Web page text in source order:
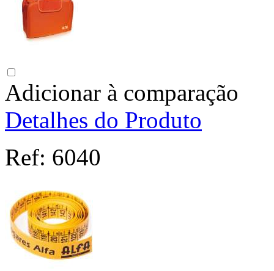
Adicionar à comparação
Detalhes do Produto
Ref: 6040